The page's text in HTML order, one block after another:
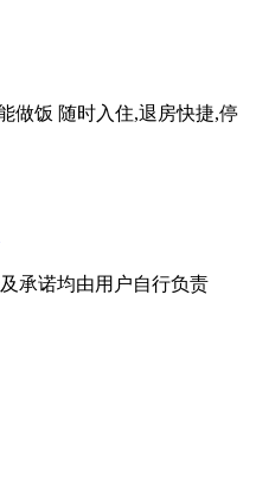
做饭 随时入住,退房快捷,停
承诺均由用户自行负责